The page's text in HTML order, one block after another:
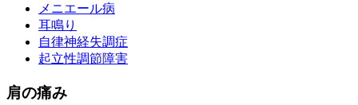
メニエール病
耳鳴り
自律神経失調症
起立性調節障害
肩の痛み